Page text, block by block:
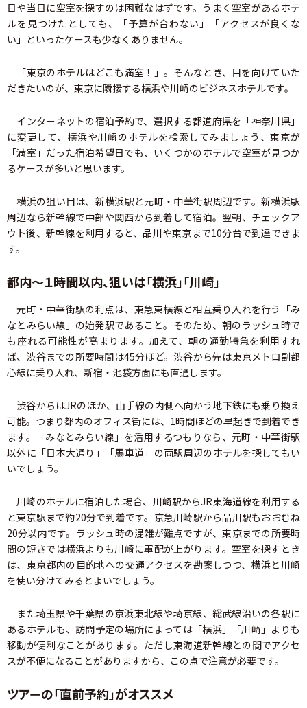
日や当日に空室を探すのは困難なはずです。うまく空室があるホテ
ルを見つけたとしても、「予算が合わない」「アクセスが良くな
い」といったケースも少なくありません。
「東京のホテルはどこも満室！」。そんなとき、目を向けていた
だきたいのが、東京に隣接する横浜や川崎のビジネスホテルです。
インターネットの宿泊予約で、選択する都道府県を「神奈川県」
に変更して、横浜や川崎のホテルを検索してみましょう、東京が
「満室」だった宿泊希望日でも、いくつかのホテルで空室が見つか
るケースが多いと思います。
横浜の狙い目は、新横浜駅と元町・中華街駅周辺です。新横浜駅
周辺なら新幹線で中部や関西から到着して宿泊。翌朝、チェックア
ウト後、新幹線を利用すると、品川や東京まで10分台で到達できま
す。
都内～１時間以内、狙いは「横浜」「川崎」
元町・中華街駅の利点は、東急東横線と相互乗り入れを行う「み
なとみらい線」の始発駅であること。そのため、朝のラッシュ時で
も座れる可能性が高まります。加えて、朝の通勤特急を利用すれ
ば、渋谷までの所要時間は45分ほど。渋谷から先は東京メトロ副都
心線に乗り入れ、新宿・池袋方面にも直通します。
渋谷からはJRのほか、山手線の内側へ向かう地下鉄にも乗り換え
可能。つまり都内のオフィス街には、1時間ほどの早起きで到着でき
ます。「みなとみらい線」を活用するつもりなら、元町・中華街駅
以外に「日本大通り」「馬車道」の両駅周辺のホテルを探してもい
いでしょう。
川崎のホテルに宿泊した場合、川崎駅からJR東海道線を利用する
と東京駅まで約20分で到着です。京急川崎駅から品川駅もおおむね
20分以内です。ラッシュ時の混雑が難点ですが、東京までの所要時
間の短さでは横浜よりも川崎に軍配が上がります。空室を探すとき
は、東京都内の目的地への交通アクセスを勘案しつつ、横浜と川崎
を使い分けてみるとよいでしょう。
また埼玉県や千葉県の京浜東北線や埼京線、総武線沿いの各駅に
あるホテルも、訪問予定の場所によっては「横浜」「川崎」よりも
移動が便利なことがあります。ただし東海道新幹線との間でアクセ
スが不便になることがありますから、この点で注意が必要です。
ツアーの「直前予約」がオススメ